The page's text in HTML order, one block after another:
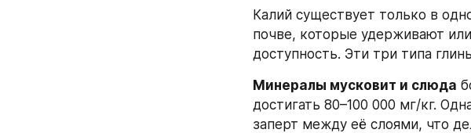
Калий существует только в
почве, которые удерживают
доступность. Эти три типа
Минералы мусковит и слюда
достигать 80–100 000 мг/кг.
заперт между её слоями, что